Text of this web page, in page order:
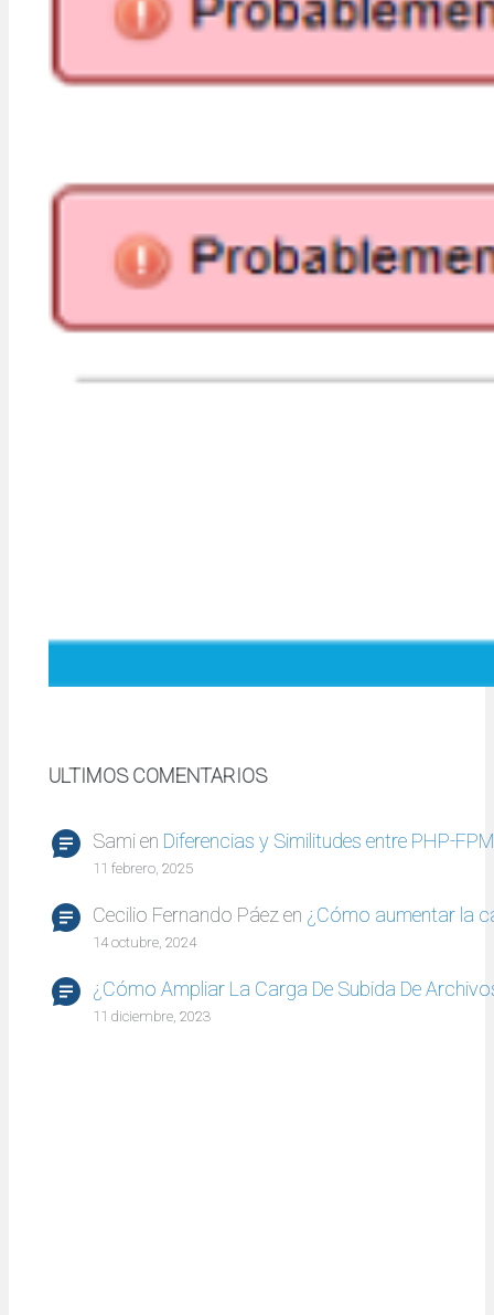
ULTIMOS COMENTARIOS
Samien Diferencias y Similitudes entre PHP-
11 febrero, 2025
Cecilio Fernando Páez en ¿Cómo aumentar la
14 octubre, 2024
¿Cómo Ampliar La Carga De Subida De
11 diciembre, 2023